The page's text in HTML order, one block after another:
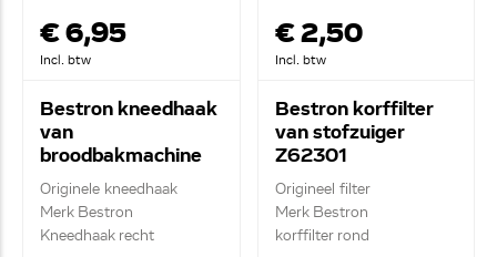
€ 6,95
Incl. btw
Bestron kneedhaak
van
broodbakmachine
Z54811
Originele kneedhaak
Merk Bestron
Kneedhaak recht
€ 2,50
Incl. btw
Bestron korffilter
van stofzuiger
Z62301
Origineel filter
Merk Bestron
korffilter rond